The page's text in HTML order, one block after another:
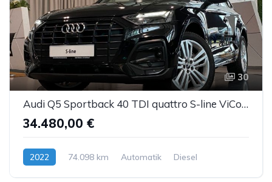
30
Audi Q5 Sportback 40 TDI quattro S-line ViCo TopV LED
34.480,00 €
2022 74.098 km Automatik Diesel